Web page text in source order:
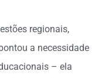
regionais,
a necessidade
– ela